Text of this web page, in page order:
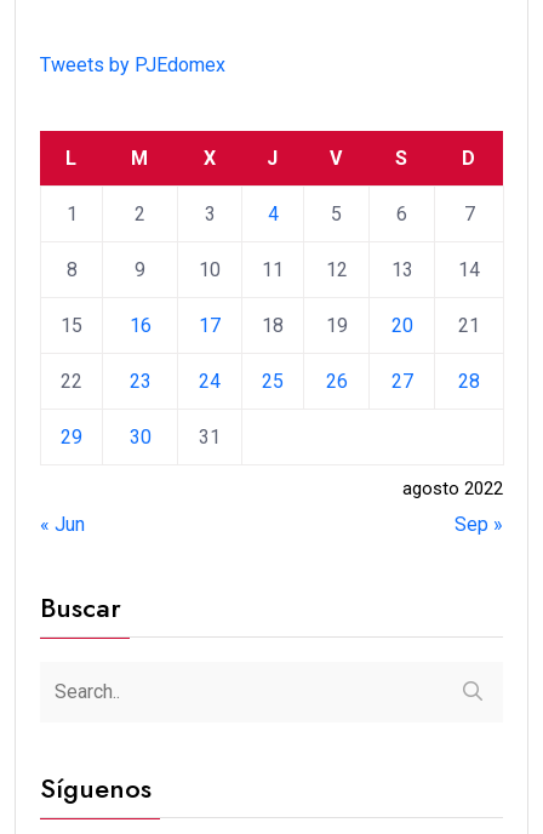
Tweets by PJEdomex
agosto 2022
L M X J V S D
1 2 3 4 5 6 7
8 9 10 11 12 13 14
15 16 17 18 19 20 21
22 23 24 25 26 27 28
29 30 31
« Jun Sep »
Buscar
Síguenos